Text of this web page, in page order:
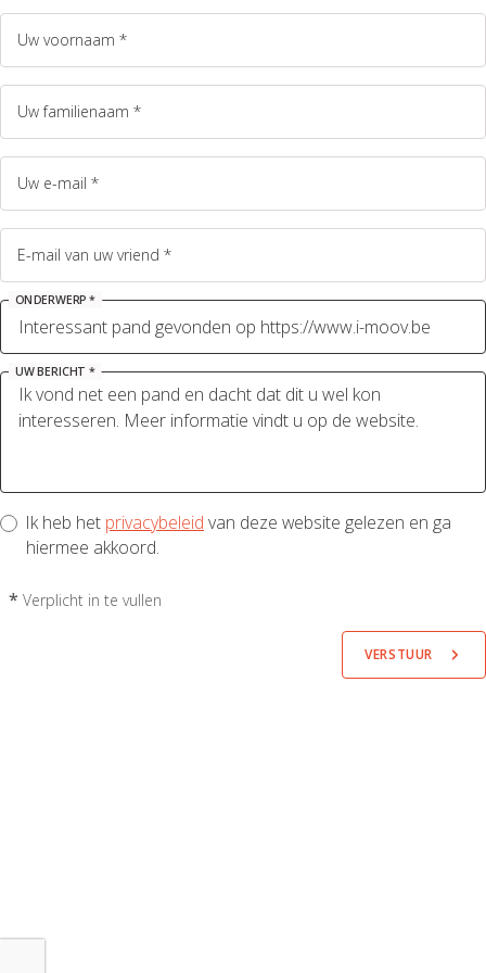
Uw voornaam *
Uw familienaam *
Uw e-mail *
E-mail van uw vriend *
ONDERWERP *
UW BERICHT *
Ik heb het privacybeleid van deze website gelezen en ga
hiermee akkoord.
* Verplicht in te vullen
VERSTUUR